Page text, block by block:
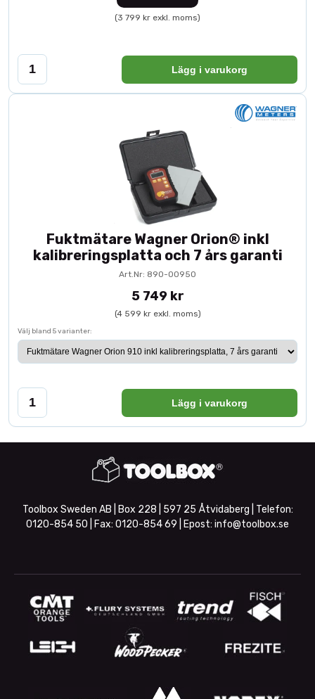
(3 799 kr exkl. moms)
Lägg i varukorg
Fuktmätare Wagner Orion® inkl
kalibreringsplatta och 7 års garanti
Art.Nr: 890-00950
5 749 kr
(4 599 kr exkl. moms)
Välj bland 5 varianter:
Lägg i varukorg
Toolbox Sweden AB | Box 228 | 597 25 Åtvidaberg | Telefon:
0120-854 50 | Fax: 0120-854 69 | Epost: info@toolbox.se